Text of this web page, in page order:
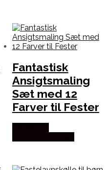
Fantastisk
Ansigtsmaling
Sæt med 12
Farver til Fester